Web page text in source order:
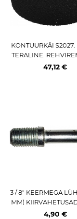
KONTUURKÄI S2027.
TERALINE.
KS
47,12 €
3 / 8" KEERMEGA
MM)
S1048
4,90 €